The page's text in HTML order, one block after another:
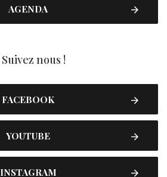
AGENDA
Suivez nous !
FACEBOOK
YOUTUBE
INSTAGRAM